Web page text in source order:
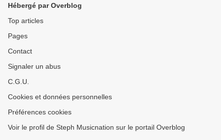
Hébergé par Overblog
Top articles
Pages
Contact
Signaler un abus
C.G.U.
Cookies et données personnelles
Préférences cookies
Voir le profil de Steph Musicnation sur le portail Overblog